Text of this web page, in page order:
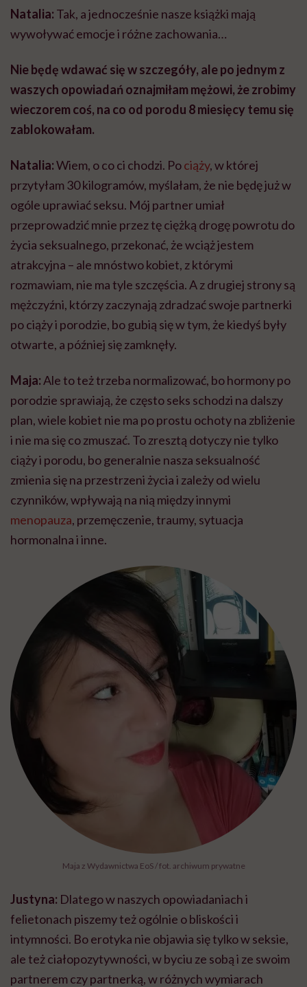
Natalia: Tak, a jednocześnie nasze książki mają
wywoływać emocje i różne zachowania…
Nie będę wdawać się w szczegóły, ale po jednym z
waszych opowiadań oznajmiłam mężowi, że zrobimy
wieczorem coś, na co od porodu 8 miesięcy temu się
zablokowałam.
Natalia:Wiem, o co ci chodzi. Pociąży, w której
przytyłam 30 kilogramów, myślałam, że nie będę już w
ogóle uprawiać seksu. Mój partner umiał
przeprowadzić mnie przez tę ciężką drogę powrotu do
życia seksualnego, przekonać, że wciąż jestem
atrakcyjna – ale mnóstwo kobiet, z którymi
rozmawiam, nie ma tyle szczęścia. A z drugiej strony są
mężczyźni, którzy zaczynają zdradzać swoje partnerki
po ciąży i porodzie, bo gubią się w tym, że kiedyś były
otwarte, a później się zamknęły.
Maja:Ale to też trzeba normalizować, bo hormony po
porodzie sprawiają, że często seks schodzi na dalszy
plan, wiele kobiet nie ma po prostu ochoty na zbliżenie
i nie ma się co zmuszać. To zresztą dotyczy nie tylko
ciąży i porodu, bo generalnie nasza seksualność
zmienia się na przestrzeni życia i zależy od wielu
czynników, wpływają na nią między innymi
menopauza, przemęczenie, traumy, sytuacja
hormonalna i inne.
Maja z Wydawnictwa EoS / fot. archiwum prywatne
Justyna: Dlatego w naszych opowiadaniach i
felietonach piszemy też ogólnie o bliskości i
intymności. Bo erotyka nie objawia się tylko w seksie,
ale też ciałopozytywności, w byciu ze sobą i ze swoim
partnerem czy partnerką, w różnych wymiarach